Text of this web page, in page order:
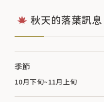
秋天的落葉訊息
季節
10月下旬~11月上旬